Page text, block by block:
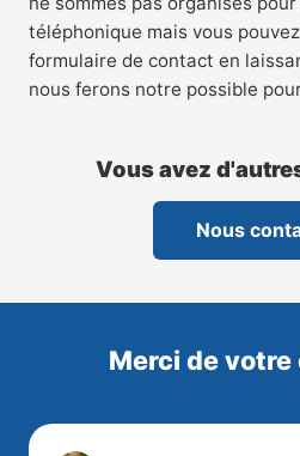
téléphonique mais vous
formulaire de contact en
nous ferons notre possible
Vous avez
Nous
Merci de